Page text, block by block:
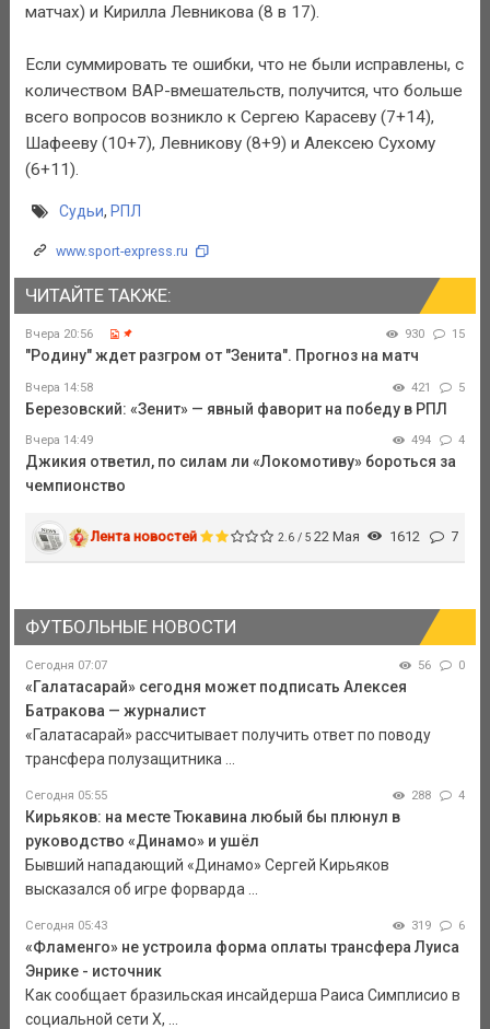
матчах) и Кирилла Левникова (8 в 17).
Если суммировать те ошибки, что не были исправлены, с
количеством ВАР-вмешательств, получится, что больше
всего вопросов возникло к Сергею Карасеву (7+14),
Шафееву (10+7), Левникову (8+9) и Алексею Сухому
(6+11).
Судьи, РПЛ
www.sport-express.ru
ЧИТАЙТЕ ТАКЖЕ:
Вчера 20:56 930 15
"Родину" ждет разгром от "Зенита". Прогноз на матч
Вчера 14:58 421 5
Березовский: «Зенит» — явный фаворит на победу в РПЛ
Вчера 14:49 494 4
Джикия ответил, по силам ли «Локомотиву» бороться за
чемпионство
Лента новостей 2.6 / 5 22 Мая 1612 7
ФУТБОЛЬНЫЕ НОВОСТИ
Сегодня 07:07 56 0
«Галатасарай» сегодня может подписать Алексея
Батракова — журналист
«Галатасарай» рассчитывает получить ответ по поводу
трансфера полузащитника ...
Сегодня 05:55 288 4
Кирьяков: на месте Тюкавина любый бы плюнул в
руководство «Динамо» и ушёл
Бывший нападающий «Динамо» Сергей Кирьяков
высказался об игре форварда ...
Сегодня 05:43 319 6
«Фламенго» не устроила форма оплаты трансфера Луиса
Энрике - источник
Как сообщает бразильская инсайдерша Раиса Симплисио в
социальной сети Х, ...